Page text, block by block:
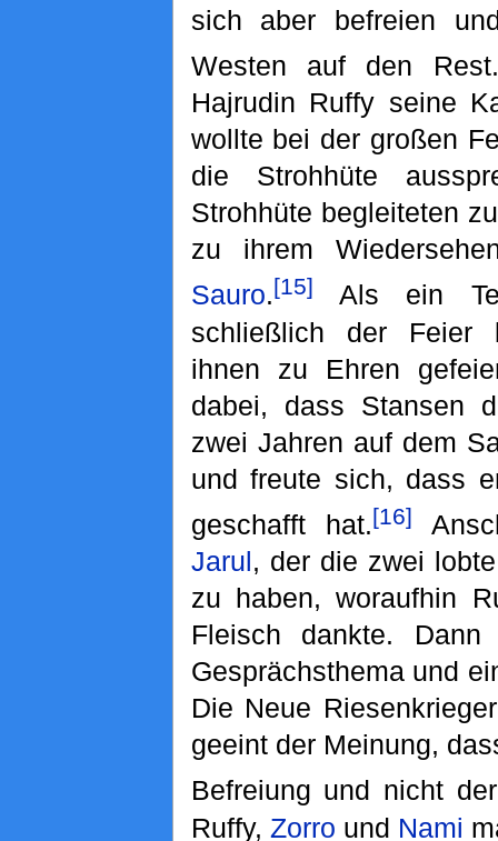
sich aber befreien
Westen auf den Rest.
Hajrudin Ruffy seine
wollte bei der großen
die Strohhüte
Strohhüte begleiteten
zu ihrem
Sauro.[15]
Als ein
schließlich der Feier
ihnen zu Ehren
dabei, dass Stansen
zwei Jahren auf dem
und freute sich, dass
geschafft hat.[16]
Jarul, der die zwei
zu haben, woraufhin
Fleisch dankte.
Gesprächsthema und
Die Neue
geeint der Meinung,
Befreiung und nicht
Ruffy, Zorro und Nami